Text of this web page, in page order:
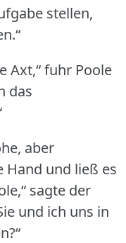
stellen,
Axt,“ fuhr Poole
das
aber
und ließ es
sagte der
und ich uns in